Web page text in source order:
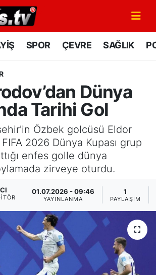
SPOR ÇEVRE SAĞLIK
Dünya
Tarihi Gol
Özbek golcüsü Eldor
2026 Dünya Kupası grup
enfes golle dünya
zirveye oturdu.
01.07.2026 - 09:46
YAYINLANMA
1
PAYLAŞIM
Eczaneler
Vakitleri
Yoğunluk Haritası
Durumu ve Fikstür
Haberleri